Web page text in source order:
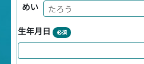
めい
生年月日 必須